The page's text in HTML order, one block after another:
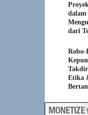
dari
Robo-
Etika